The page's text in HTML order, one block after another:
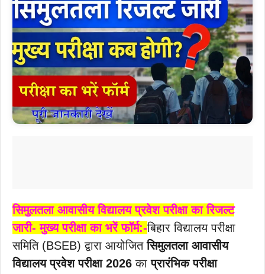
सिमुलतला आवासीय विद्यालय प्रवेश परीक्षा का रिजल्ट
जारी- मुख्य परीक्षा का भरें फॉर्म:-बिहार विद्यालय परीक्षा
समिति (BSEB) द्वारा आयोजितसिमुलतला आवासीय
विद्यालय प्रवेश परीक्षा 2026 काप्रारंभिक परीक्षा